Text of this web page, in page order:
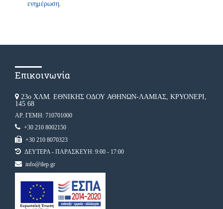
ενημέρωση.
Επικοινωνία
23ο ΧΛΜ. ΕΘΝΙΚΗΣ ΟΔΟΥ ΑΘΗΝΩΝ-ΛΑΜΙΑΣ, ΚΡΥΟΝΕΡΙ,
145 68
ΑΡ. ΓΕΜΗ: 710701000
+30 210 8002150
+30 210 8070323
ΔΕΥΤΕΡΑ - ΠΑΡΑΣΚΕΥΗ: 9:00 - 17:00
info@ilep.gr